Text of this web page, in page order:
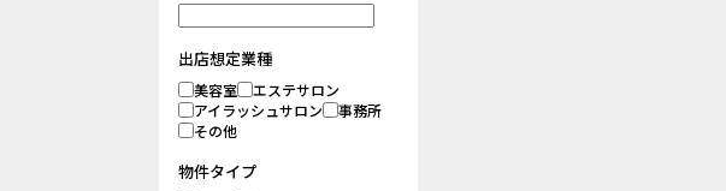
出店想定業種
美容室
エステサロン
アイラッシュサロン
事務所
その他
物件タイプ